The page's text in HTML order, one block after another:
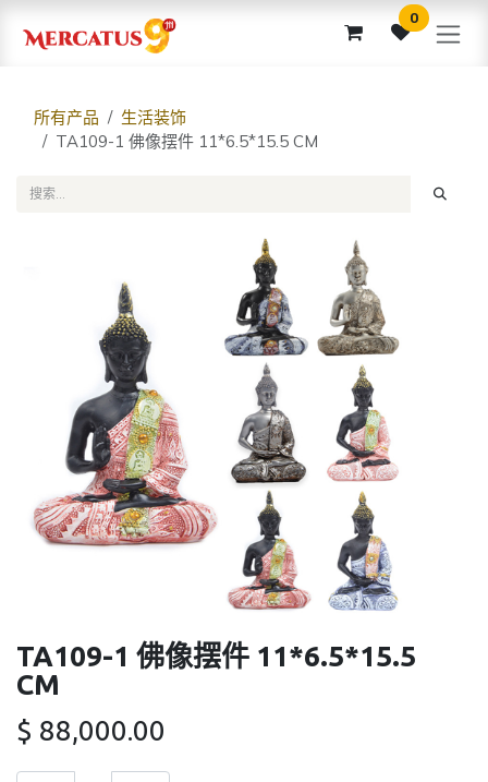
0
所有产品
生活装饰
TA109-1 佛像摆件 11*6.5*15.5 CM
TA109-1 佛像摆件 11*6.5*15.5
CM
$ 88,000.00